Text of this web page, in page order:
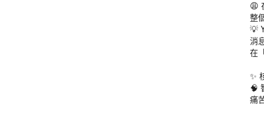
😩
整
💡
消
在
✨
🧠
痛